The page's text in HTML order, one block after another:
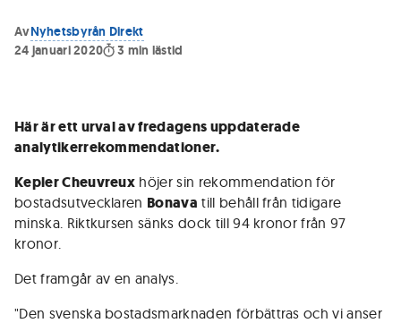
AvNyhetsbyrån Direkt
24 januari 2020
3 min lästid
Här är ett urval av fredagens uppdaterade
analytikerrekommendationer.
Kepler Cheuvreux höjer sin rekommendation för
bostadsutvecklaren Bonava till behåll från tidigare
minska. Riktkursen sänks dock till 94 kronor från 97
kronor.
Det framgår av en analys.
"Den svenska bostadsmarknaden förbättras och vi anser